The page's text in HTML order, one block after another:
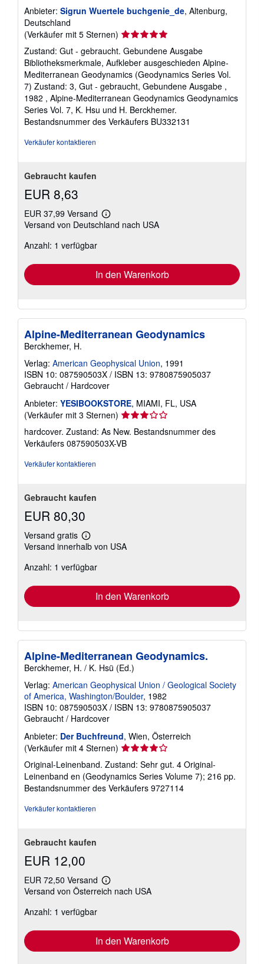
Anbieter: Sigrun Wuertele buchgenie_de, Altenburg,
Deutschland
(Verkäufer mit 5 Sternen) Verkäuferbewertung
5
von
5
Sternen
Zustand: Gut - gebraucht. Gebundene Ausgabe
Bibliotheksmerkmale, Aufkleber ausgeschieden Alpine-
Mediterranean Geodynamics (Geodynamics Series Vol.
7) Zustand: 3, Gut - gebraucht, Gebundene Ausgabe ,
1982 , Alpine-Mediterranean Geodynamics Geodynamics
Series Vol. 7, K. Hsu und H. Berckhemer.
Bestandsnummer des Verkäufers BU332131
Verkäufer kontaktieren
Gebraucht kaufen
EUR 8,63
EUR 37,99 Versand
Weitere
Informationen
Versand von Deutschland nach USA
Anzahl: 1 verfügbar
In den Warenkorb
Alpine-Mediterranean Geodynamics
Berckhemer, H.
Verlag: American Geophysical Union, 1991
ISBN 10: 087590503X / ISBN 13: 9780875905037
Gebraucht / Hardcover
Anbieter: YESIBOOKSTORE, MIAMI, FL, USA
(Verkäufer mit 3 Sternen) Verkäuferbewertung
von
5
hardcover. Zustand: As New. Bestandsnummer des
Verkäufers 087590503X-VB
Verkäufer kontaktieren
Gebraucht kaufen
EUR 80,30
Versand gratis
Weitere
Informationen
Versandkosten
Versand innerhalb von USA
Anzahl: 1 verfügbar
In den Warenkorb
Alpine-Mediterranean Geodynamics.
Berckhemer, H. / K. Hsü (Ed.)
Verlag: American Geophysical Union / Geological Society
of America, Washington/Boulder, 1982
ISBN 10: 087590503X / ISBN 13: 9780875905037
Gebraucht / Hardcover
Anbieter: Der Buchfreund, Wien, Österreich
(Verkäufer mit 4 Sternen) Verkäuferbewertung
4
von
5
Sternen
Original-Leinenband. Zustand: Sehr gut. 4 Original-
Leinenband en (Geodynamics Series Volume 7); 216 pp.
Bestandsnummer des Verkäufers 9727114
Verkäufer kontaktieren
Gebraucht kaufen
EUR 12,00
EUR 72,50 Versand
Weitere
Informationen
Versand von Österreich nach USA
Anzahl: 1 verfügbar
In den Warenkorb